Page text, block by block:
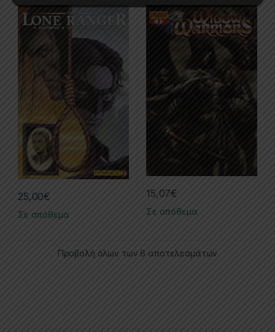
25,00€
Σε απόθεμα
15,07€
Σε απόθεμα
Προβολή όλων των 6 αποτελεσμάτων